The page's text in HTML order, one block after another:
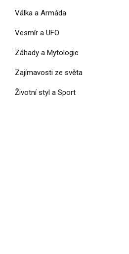
Válka a Armáda
Vesmír a UFO
Záhady a Mytologie
Zajímavosti ze světa
Životní styl a Sport